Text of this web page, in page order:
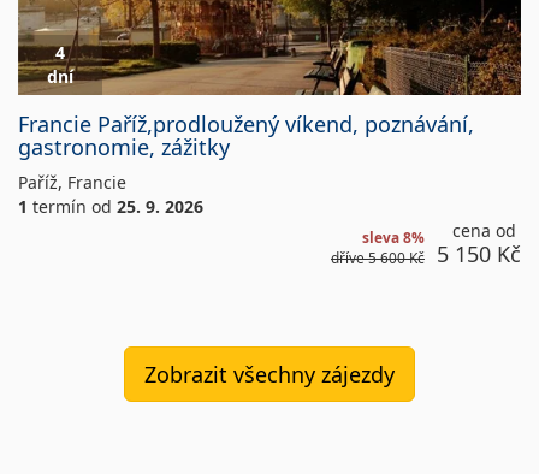
4
dní
Francie Paříž,prodloužený víkend, poznávání,
gastronomie, zážitky
Paříž, Francie
1 termín od 25. 9. 2026
sleva 8%
dříve5 600 Kč
cena od
5 150 Kč
Campanille
/
Hotel
Ibis
Zobrazit všechny zájezdy